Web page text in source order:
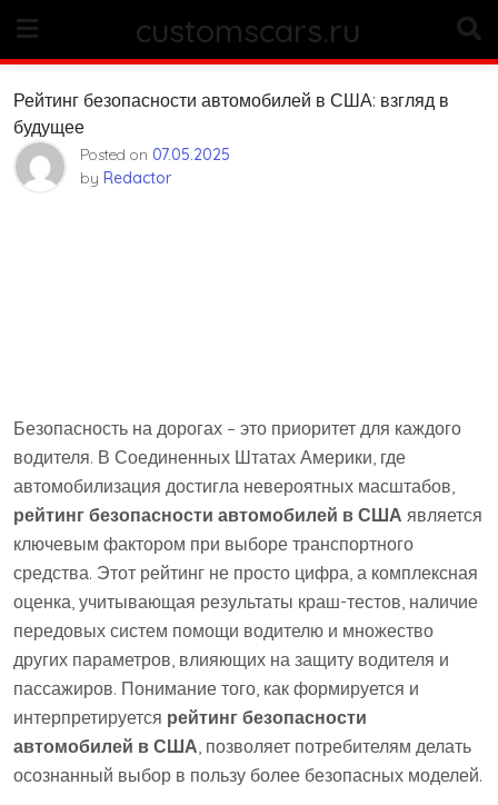
content
customscars.ru
Рейтинг безопасности автомобилей в США: взгляд в
будущее
Posted on 07.05.2025
by Redactor
Безопасность на дорогах – это приоритет для каждого
водителя. В Соединенных Штатах Америки, где
автомобилизация достигла невероятных масштабов,
рейтинг безопасности автомобилей в США является
ключевым фактором при выборе транспортного
средства. Этот рейтинг не просто цифра, а комплексная
оценка, учитывающая результаты краш-тестов, наличие
передовых систем помощи водителю и множество
других параметров, влияющих на защиту водителя и
пассажиров. Понимание того, как формируется и
интерпретируется рейтинг безопасности
автомобилей в США, позволяет потребителям делать
осознанный выбор в пользу более безопасных моделей.